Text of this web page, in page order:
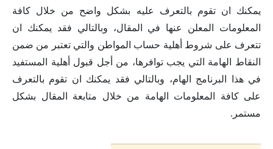
يمكنك ان تقوم بالتعرف عليه بشكل واضح من خلال كافة
المعلومات المعلن عنها في المقال، وبالتالي فقد يمكنك ان
تتعرف على شروط أهلية حساب المواطن والتي تعتبر من ضمن
النقاط الهامة التي يجب توافرها، من أجل قبول أهلية المستفيد
في هذا البرنامج الهام، وبالتالي فقد يمكنك ان تقوم بالتعرف
على كافة المعلومات الهامة من خلال متابعة المقال بشكل
مستمر.